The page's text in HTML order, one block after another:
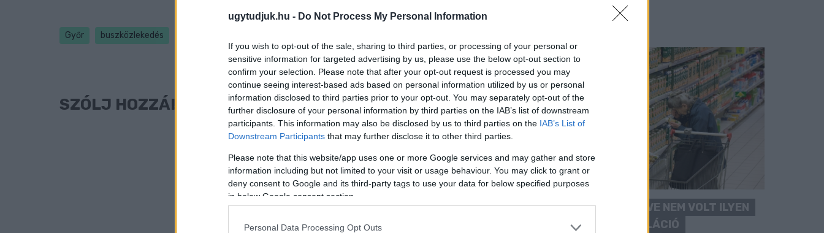
ugytudjuk.hu - Do Not Process My Personal Information
If you wish to opt-out of the sale, sharing to third parties, or processing of your personal or
sensitive information for targeted advertising by us, please use the below opt-out section to
confirm your selection. Please note that after your opt-out request is processed you may
continue seeing interest-based ads based on personal information utilized by us or personal
information disclosed to third parties prior to your opt-out. You may separately opt-out of the
further disclosure of your personal information by third parties on the IAB’s list of downstream
participants. This information may also be disclosed by us to third parties on the IAB’s List of
Downstream Participants that may further disclose it to other third parties.
Please note that this website/app uses one or more Google services and may gather and store
information including but not limited to your visit or usage behaviour. You may click to grant or
deny consent to Google and its third-party tags to use your data for below specified purposes
in below Google consent section.
Personal Data Processing Opt Outs
Győr buszközlekedés
SZÓLJ HOZZÁ!
ÖRÖMHÍR: TÍZ ÉVE NEM VOLT ILYEN
ALACSONY AZ INFLÁCIÓ